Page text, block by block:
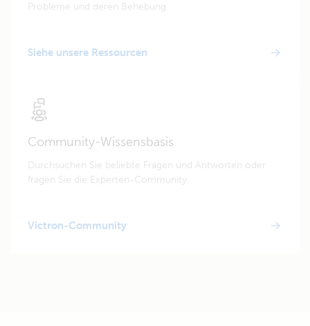
Probleme und deren Behebung.
Siehe unsere Ressourcen
Community-Wissensbasis
Durchsuchen Sie beliebte Fragen und Antworten oder
fragen Sie die Experten-Community.
Victron-Community